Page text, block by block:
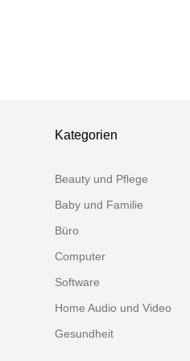
Kategorien
Beauty und Pflege
Baby und Familie
Büro
Computer
Software
Home Audio und Video
Gesundheit